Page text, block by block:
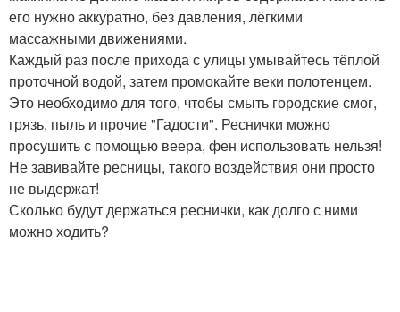
его нужно аккуратно, без давления, лёгкими
массажными движениями.
Каждый раз после прихода с улицы умывайтесь тёплой
проточной водой, затем промокайте веки полотенцем.
Это необходимо для того, чтобы смыть городские смог,
грязь, пыль и прочие "Гадости". Реснички можно
просушить с помощью веера, фен использовать нельзя!
Не завивайте ресницы, такого воздействия они просто
не выдержат!
Сколько будут держаться реснички, как долго с ними
можно ходить?